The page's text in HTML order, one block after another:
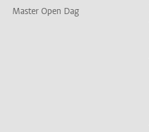
Master Open Dag